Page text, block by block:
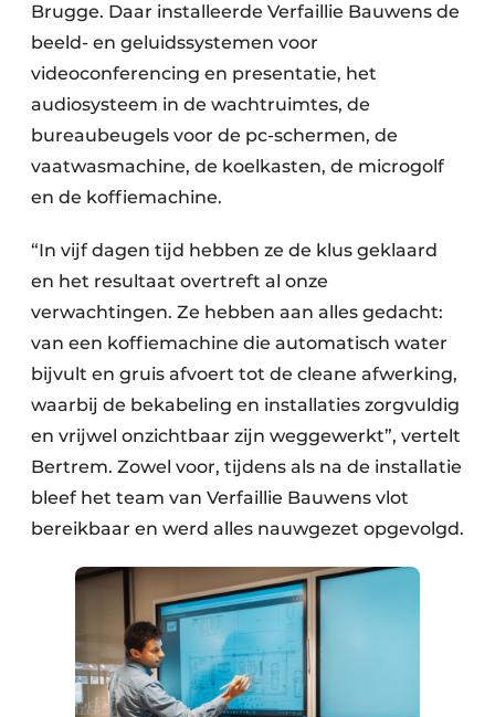
Brugge. Daar installeerde Verfaillie Bauwens de
beeld- en geluidssystemen voor
videoconferencing en presentatie, het
audiosysteem in de wachtruimtes, de
bureaubeugels voor de pc-schermen, de
vaatwasmachine, de koelkasten, de microgolf
en de koffiemachine.
“In vijf dagen tijd hebben ze de klus geklaard
en het resultaat overtreft al onze
verwachtingen. Ze hebben aan alles gedacht:
van een koffiemachine die automatisch water
bijvult en gruis afvoert tot de cleane afwerking,
waarbij de bekabeling en installaties zorgvuldig
en vrijwel onzichtbaar zijn weggewerkt”, vertelt
Bertrem. Zowel voor, tijdens als na de installatie
bleef het team van Verfaillie Bauwens vlot
bereikbaar en werd alles nauwgezet opgevolgd.